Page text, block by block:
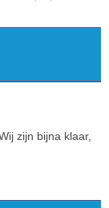
zijn bijna klaar,